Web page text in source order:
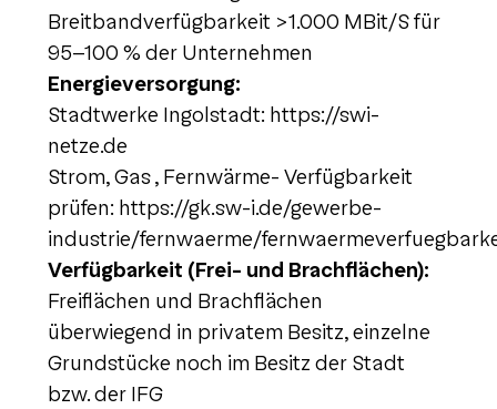
Breitbandverfügbarkeit >1.000 MBit/S für
95-100 % der Unternehmen
Energieversorgung:
Stadtwerke Ingolstadt: https://swi-
netze.de
Strom, Gas , Fernwärme- Verfügbarkeit
prüfen: https://gk.sw-i.de/gewerbe-
industrie/fernwaerme/
Verfügbarkeit (Frei- und Brachflächen):
Freiflächen und Brachflächen
überwiegend in privatem Besitz, einzelne
Grundstücke noch im Besitz der Stadt
bzw. der IFG